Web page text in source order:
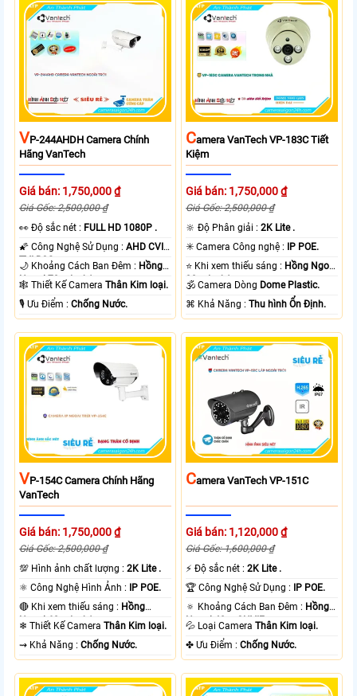
VP-244AHDH Camera Chính
Hãng VanTech
Giá bán: 1,750,000 ₫
Giá Gốc: 2,500,000 ₫
️👀 Độ sắc nét : FULL HD 1080P .
🌠 Công Nghệ Sử Dụng :AHD CVI
TVI BCS.
🌙 Khoảng Cách Ban Đêm : Hồng
Ngoại 70m Led Array.
🕸️ Thiết Kế CameraThân Kim loại.
️🎙 Ưu Điểm :Chống Nước.
CAmera VanTech VP-183C Tiết
Kiệm
Giá bán: 1,750,000 ₫
Giá Gốc: 2,500,000 ₫
🔆 Độ Phân giải :2K Lite .
✳️ Camera Công nghệ :
IP POE.
⭐ Khi xem thiếu sáng : Hồng Ngoại
30m Led Array.
🕉️ Camera Dòng Dome Plastic.
️⌘ Khả Năng :Thu hình Ổn Định.
VP-154C Camera Chính Hãng
VanTech
Giá bán: 1,750,000 ₫
Giá Gốc: 2,500,000 ₫
💯 Hình ảnh chất lượng :2K Lite .
⚛️ Công Nghệ Hình Ảnh :
IP POE.
🔴 Khi xem thiếu sáng : Hồng
Ngoại 60m Led Array.
❄ Thiết Kế CameraThân Kim loại.
️⇝ Khả Năng :Chống Nước.
CAmera VanTech VP-151C
Giá bán: 1,120,000 ₫
Giá Gốc: 1,600,000 ₫
️⚡ Độ sắc nét :2K Lite .
🏆 Công Nghệ Sử Dụng :
IP POE.
🔅 Khoảng Cách Ban Đêm : Hồng
Ngoại 40m ONVIF.
💦 Loại CameraThân Kim loại.
️✤ Ưu Điểm :Chống Nước.